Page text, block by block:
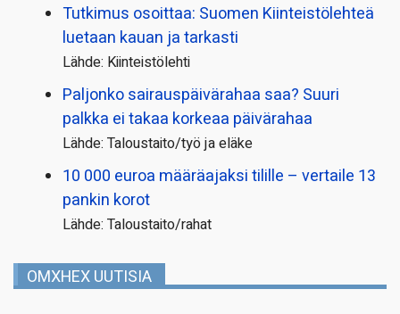
Tutkimus osoittaa: Suomen Kiinteistölehteä
luetaan kauan ja tarkasti
Lähde: Kiinteistölehti
Paljonko sairauspäivä­rahaa saa? Suuri
palkka ei takaa korkeaa päivärahaa
Lähde: Taloustaito/työ ja eläke
10 000 euroa määräajaksi tilille – vertaile 13
pankin korot
Lähde: Taloustaito/rahat
OMXHEX UUTISIA